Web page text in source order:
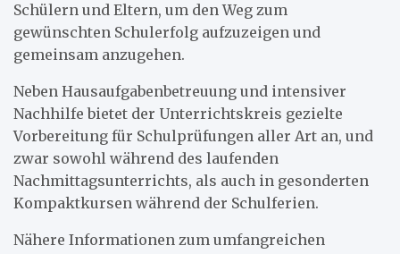
Schülern und Eltern, um den Weg zum
gewünschten Schulerfolg aufzuzeigen und
gemeinsam anzugehen.
Neben Hausaufgabenbetreuung und intensiver
Nachhilfe bietet der Unterrichtskreis gezielte
Vorbereitung für Schulprüfungen aller Art an, und
zwar sowohl während des laufenden
Nachmittagsunterrichts, als auch in gesonderten
Kompaktkursen während der Schulferien.
Nähere Informationen zum umfangreichen